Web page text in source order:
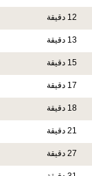
12 دقيقة
13 دقيقة
15 دقيقة
17 دقيقة
18 دقيقة
21 دقيقة
27 دقيقة